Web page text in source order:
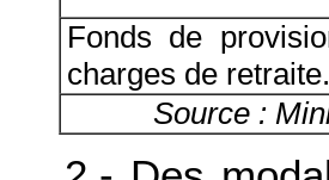
Fonds de
charges de retraite.
Source :